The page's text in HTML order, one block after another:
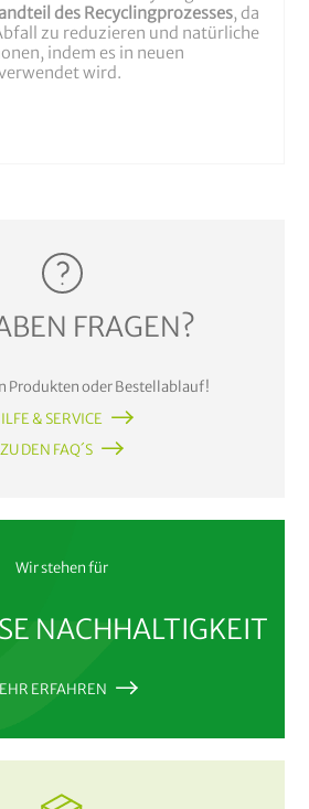
des Recyclingprozesses, da
zu reduzieren und natürliche
indem es in neuen
wird.
FRAGEN?
Produkten oder Bestellablauf!
& SERVICE
ZU DEN FAQ´S
Wir stehen für
NACHHALTIGKEIT
ERFAHREN